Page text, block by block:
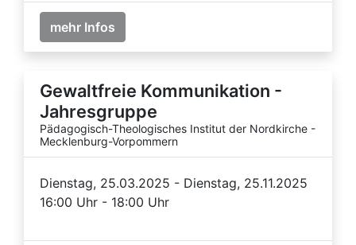
mehr Infos
Gewaltfreie Kommunikation -
Jahresgruppe
Pädagogisch-Theologisches Institut der Nordkirche -
Mecklenburg-Vorpommern
Dienstag, 25.03.2025 - Dienstag, 25.11.2025
16:00 Uhr - 18:00 Uhr